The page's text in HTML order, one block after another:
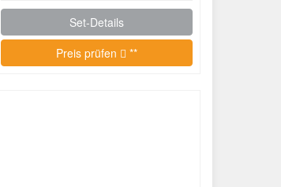
Set-Details
Preis prüfen
**